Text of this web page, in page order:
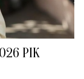
РІК